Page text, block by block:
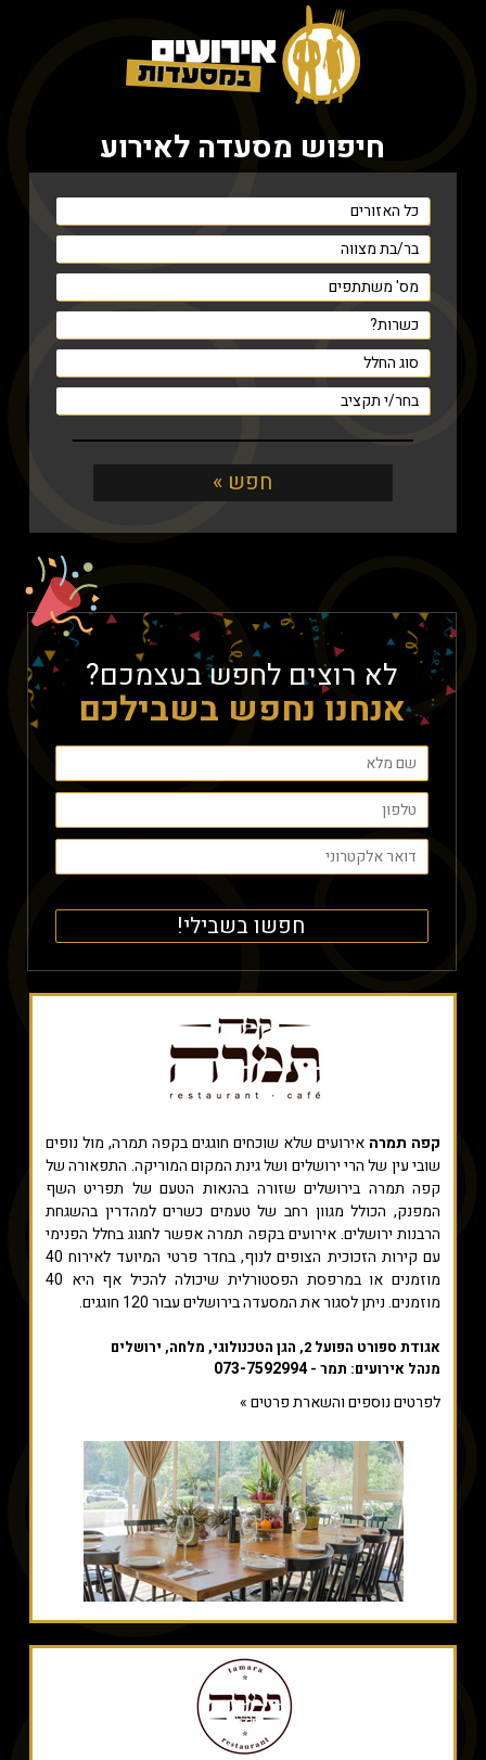
חיפוש מסעדה לאירוע
לא רוצים לחפש בעצמכם?
אנחנו נחפש בשבילכם
קפה תמרה אירועים שלא שוכחים חוגגים בקפה תמרה, מול נופים
שובי עין של הרי ירושלים ושל גינת המקום המוריקה. התפאורה של
קפה תמרה בירושלים שזורה בהנאות הטעם של תפריט השף
המפנק, הכולל מגוון רחב של טעמים כשרים למהדרין בהשגחת
הרבנות ירושלים. אירועים בקפה תמרה אפשר לחגוג בחלל הפנימי
עם קירות הזכוכית הצופים לנוף, בחדר פרטי המיועד לאירוח 40
מוזמנים או במרפסת הפסטורלית שיכולה להכיל אף היא 40
מוזמנים. ניתן לסגור את המסעדה בירושלים עבור 120 חוגגים.
אגודת ספורט הפועל 2, הגן הטכנולוגי, מלחה, ירושלים
מנהל אירועים: תמר -073-7592994
לפרטים נוספים והשארת פרטים »